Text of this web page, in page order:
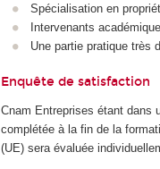
Spécialisation en
Intervenants
Une partie pratique très
Enquête de satisfaction
Cnam Entreprises étant dans
complétée à la fin de la
(UE) sera évaluée